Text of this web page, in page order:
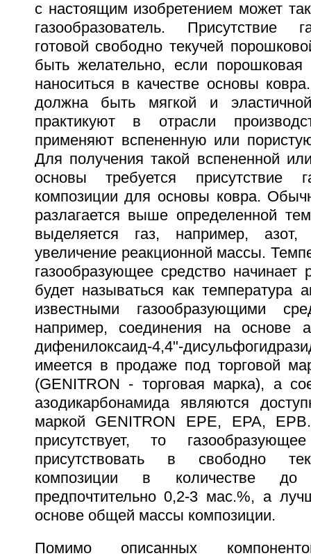
с настоящим изобретением может
газообразователь. Присутствие
готовой свободно текучей
быть желательно, если порошковая
наноситься в качестве основы
должна быть мягкой и
практикуют в отрасли
применяют вспененную или
Для получения такой вспененной
основы требуется присутствие
композиции для основы ковра.
разлагается выше определенной
выделяется газ, например, азот,
увеличение реакционной массы.
газообразующее средство начинает
будет называться как температура
известными газообразующими
например, соединения на основе
дифенилоксаид-4,4"-
имеется в продаже под торговой
(GENITRON - торговая марка), а
азодикарбонамида являются
маркой GENITRON EPE, EPA,
присутствует, то
присутствовать в свободно
композиции в количестве
предпочтительно 0,2-3 мас.%, а
основе общей массы композиции.
Помимо описанных